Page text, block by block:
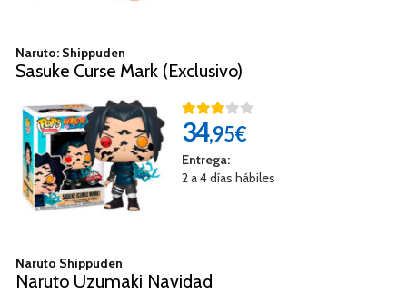
Naruto: Shippuden
Sasuke Curse Mark (Exclusivo)
34,95€
Entrega:
2 a 4 días hábiles
Naruto Shippuden
Naruto Uzumaki Navidad